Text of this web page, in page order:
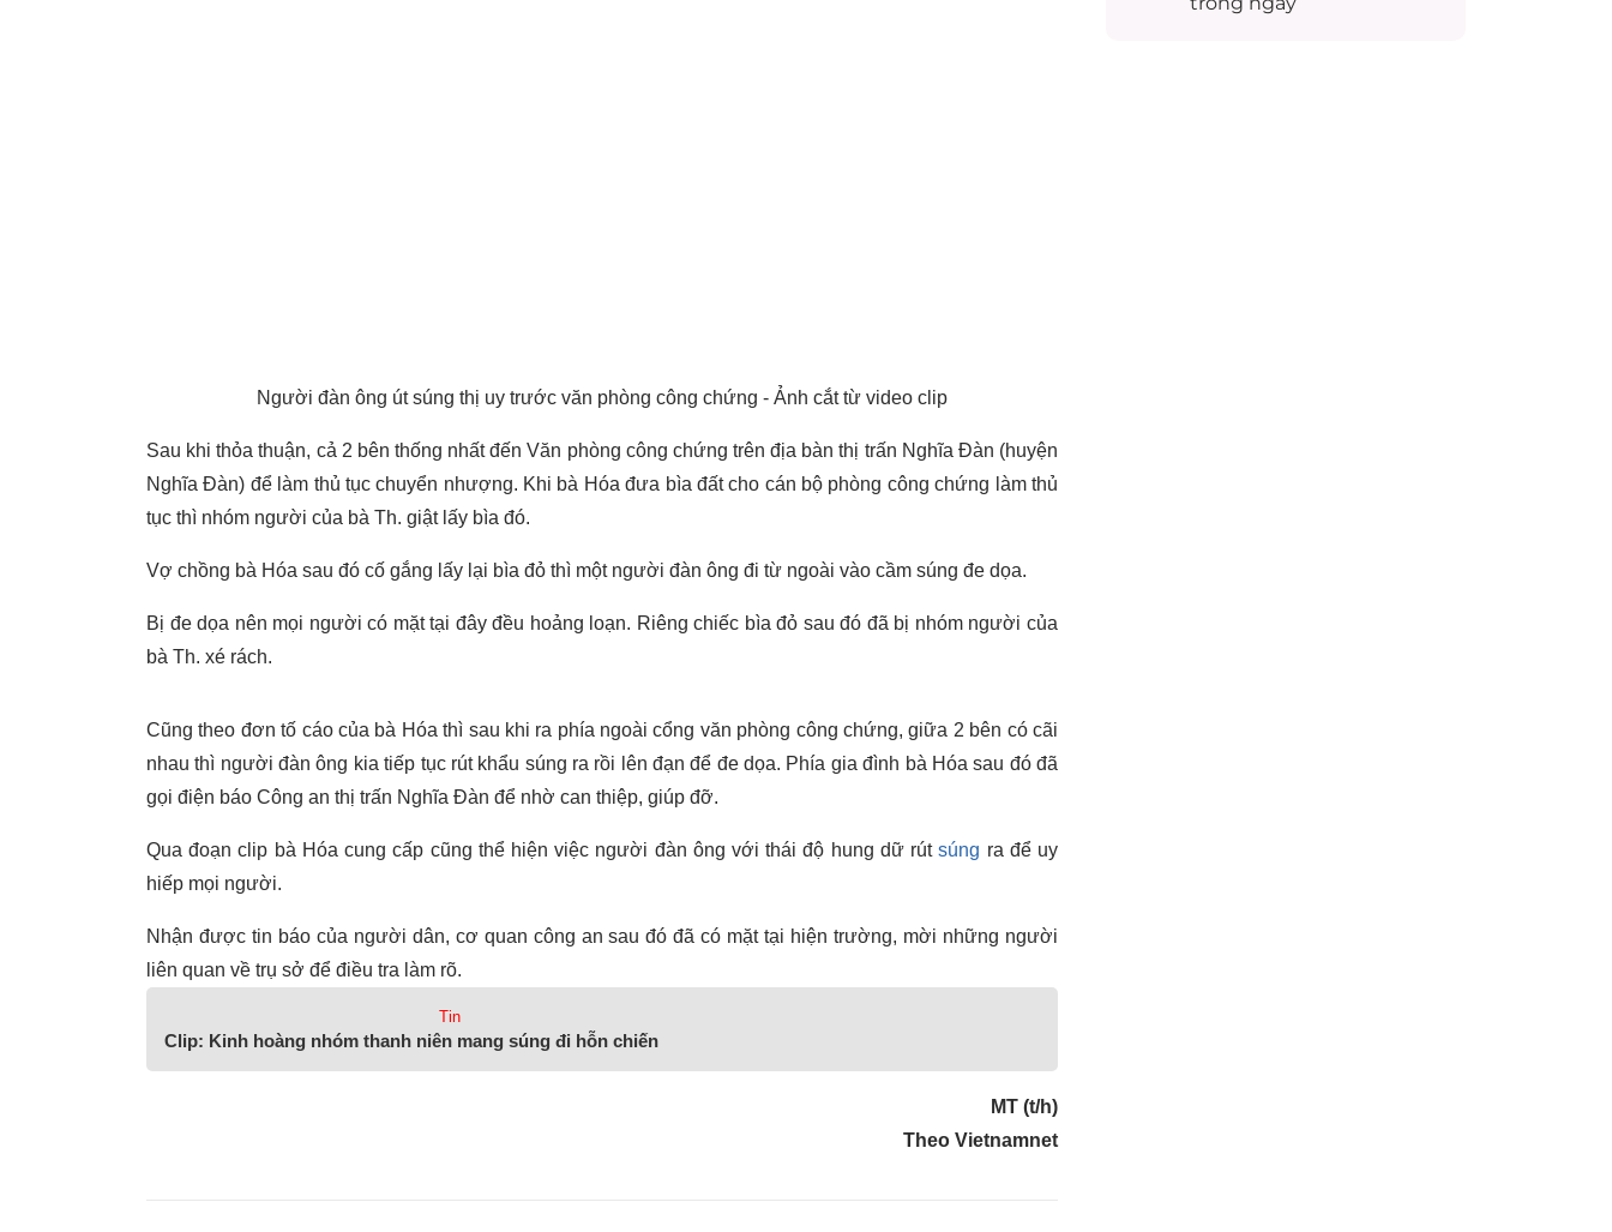
Người đàn ông út súng thị uy trước văn phòng công chứng - Ảnh cắt từ video clip
Sau khi thỏa thuận, cả 2 bên thống nhất đến Văn phòng công chứng trên địa bàn thị trấn Nghĩa Đàn (huyện
Nghĩa Đàn) để làm thủ tục chuyển nhượng. Khi bà Hóa đưa bìa đất cho cán bộ phòng công chứng làm thủ
tục thì nhóm người của bà Th. giật lấy bìa đó.
Vợ chồng bà Hóa sau đó cố gắng lấy lại bìa đỏ thì một người đàn ông đi từ ngoài vào cầm súng đe dọa.
Bị đe dọa nên mọi người có mặt tại đây đều hoảng loạn. Riêng chiếc bìa đỏ sau đó đã bị nhóm người của
bà Th. xé rách.
Cũng theo đơn tố cáo của bà Hóa thì sau khi ra phía ngoài cổng văn phòng công chứng, giữa 2 bên có cãi
nhau thì người đàn ông kia tiếp tục rút khẩu súng ra rồi lên đạn để đe dọa. Phía gia đình bà Hóa sau đó đã
gọi điện báo Công an thị trấn Nghĩa Đàn để nhờ can thiệp, giúp đỡ.
Qua đoạn clip bà Hóa cung cấp cũng thể hiện việc người đàn ông với thái độ hung dữ rútsúng ra để uy
hiếp mọi người.
Nhận được tin báo của người dân, cơ quan công an sau đó đã có mặt tại hiện trường, mời những người
liên quan về trụ sở để điều tra làm rõ.
Tin
Clip: Kinh hoàng nhóm thanh niên mang súng đi hỗn chiến
MT (t/h)
Theo Vietnamnet